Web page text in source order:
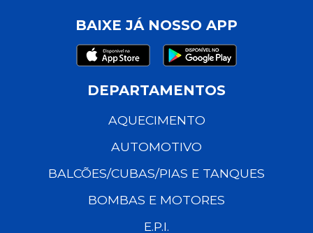
BAIXE JÁ NOSSO APP
DEPARTAMENTOS
AQUECIMENTO
AUTOMOTIVO
BALCÕES/CUBAS/PIAS E TANQUES
BOMBAS E MOTORES
E.P.I.